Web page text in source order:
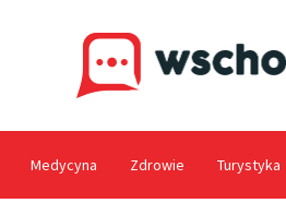
Medycyna Zdrowie Turystyka